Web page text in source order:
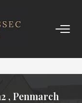
, Penmarch